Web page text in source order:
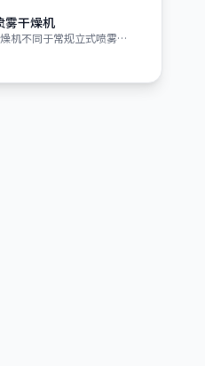
雾干燥机
WYG系列是压力喷雾干燥机不同于常规立式喷雾干燥剂，长方形塔体横卧在地面，喷枪从